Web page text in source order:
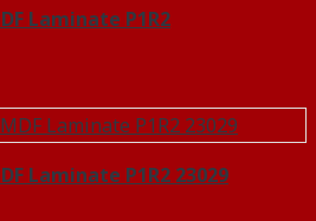
Laminate P1R2
Laminate P1R2 23029